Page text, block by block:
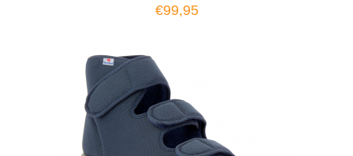
€99,95